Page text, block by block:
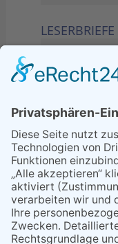
LESERBRIEFE
21.04.2026
11.03.2026
04.02.2026